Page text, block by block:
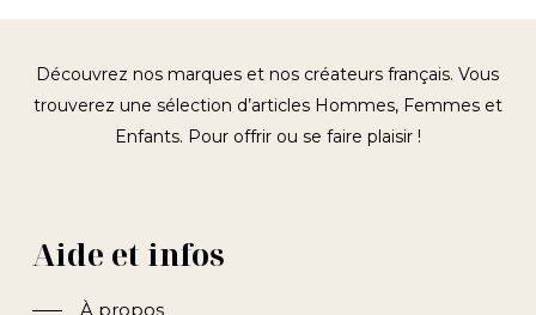
Découvrez nos marques et nos créateurs français. Vous
trouverez une sélection d’articles Hommes, Femmes et
Enfants. Pour offrir ou se faire plaisir !
Aide et infos
À propos